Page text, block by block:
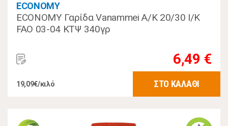
ECONOMY
ECONOMY Γαρίδα Vanammei Α/Κ 20/30 Ι/Κ
FAO 03-04 ΚΤΨ 340γρ
6,49 €
19,09€/κιλό ΣΤΟ ΚΑΛΑΘΙ